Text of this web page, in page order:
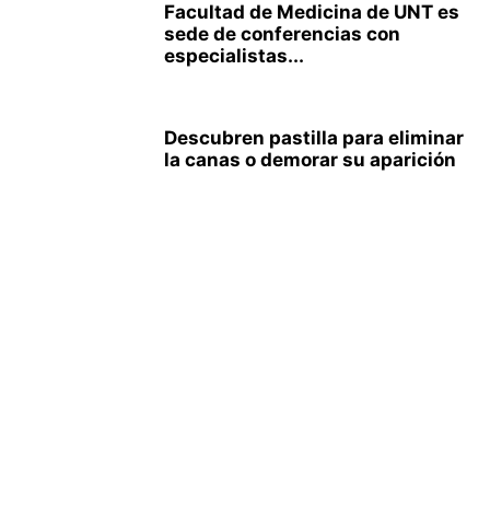
Facultad de Medicina de UNT es
sede de conferencias con
especialistas...
Descubren pastilla para eliminar
la canas o demorar su aparición